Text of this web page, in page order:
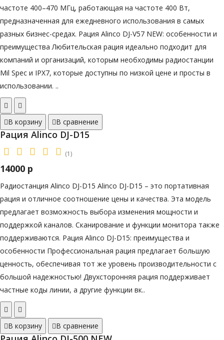
частоте 400–470 МГц, работающая на частоте 400 Вт,
предназначенная для ежедневного использования в самых
разных бизнес-средах. Рация Alinco DJ-V57 NEW: особенности и
преимущества Любительская рация идеально подходит для
компаний и организаций, которым необходимы радиостанции
Mil Spec и IPХ7, которые доступны по низкой цене и просты в
использовании. ..
В корзину В сравнение
Рация Alinco DJ-D15
(1)
14000 р
Радиостанция Alinco DJ-D15 Alinco DJ-D15 – это портативная
рация и отличное соотношение цены и качества. Эта модель
предлагает возможность выбора изменения мощности и
поддержкой каналов. Сканирование и функции монитора также
поддерживаются. Рация Alinco DJ-D15: преимущества и
особенности Профессиональная рация предлагает большую
ценность, обеспечивая тот же уровень производительности с
большой надежностью! Двухсторонняя рация поддерживает
частные коды линии, а другие функции вк..
В корзину В сравнение